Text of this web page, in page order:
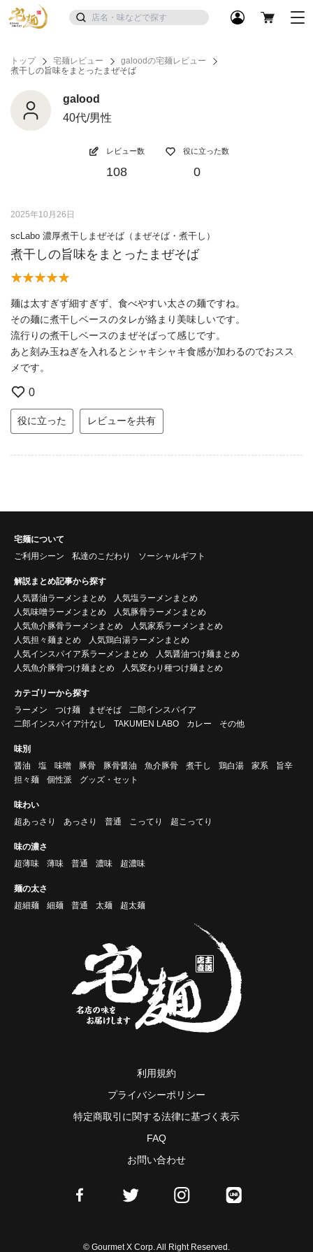
トップ 宅麺レビュー
galoodの宅麺レビュー
煮干しの旨味をまとったまぜそば
galood
40代/男性
レビュー数
108
役に立った数
0
2025年10月26日
scLabo 濃厚煮干しまぜそば（まぜそば・煮干し）
煮干しの旨味をまとったまぜそば
麺は太すぎず細すぎず、食べやすい太さの麺ですね。
その麺に煮干しベースのタレが絡まり美味しいです。
流行りの煮干しベースのまぜそばって感じです。
あと刻み玉ねぎを入れるとシャキシャキ食感が加わるのでおスス
メです。
0
役に立った レビューを共有
宅麺について
ご利用シーン
私達のこだわり ソーシャルギフト
解説まとめ記事から探す
人気醤油ラーメンまとめ
人気塩ラーメンまとめ
人気味噌ラーメンまとめ
人気豚骨ラーメンまとめ
人気魚介豚骨ラーメンまとめ
人気家系ラーメンまとめ
人気担々麺まとめ
人気鶏白湯ラーメンまとめ
人気インスパイア系ラーメンまとめ
人気醤油つけ麺まとめ
人気魚介豚骨つけ麺まとめ
人気変わり種つけ麺まとめ
カテゴリーから探す
ラーメン
つけ麺 まぜそば
二郎インスパイア
二郎インスパイア汁なし
TAKUMEN LABO カレー その他
味別
醤油
塩 味噌 豚骨 豚骨醤油 魚介豚骨 煮干し 鶏白湯 家系
旨辛
担々麺
個性派 グッズ・セット
味わい
超あっさり
あっさり 普通 こってり 超こってり
味の濃さ
超薄味
薄味 普通 濃味 超濃味
麺の太さ
超細麺
細麺 普通 太麺 超太麺
利用規約
プライバシーポリシー
特定商取引に関する法律に基づく表示
FAQ
お問い合わせ
© Gourmet X Corp. All Right Reserved.